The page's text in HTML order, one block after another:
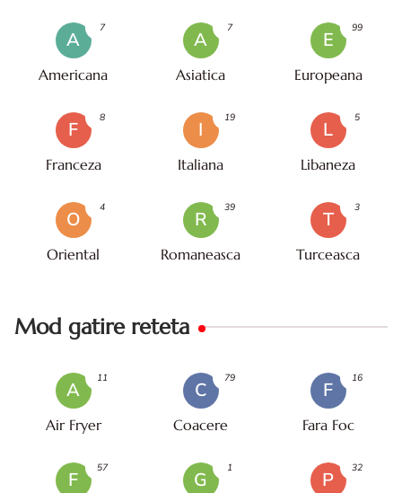
A
Americana
7
A
Asiatica
7
E
Europeana
99
F
Franceza
8
I
Italiana
19
L
Libaneza
5
O
Oriental
4
R
Romaneasca
39
T
Turceasca
3
Mod gatire reteta
A
Air Fryer
11
C
Coacere
79
F
Fara Foc
16
F
57
G
1
P
32